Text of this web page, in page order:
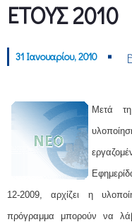
ΕΤΟΥΣ 2010
31 Ιανουαρίου, 2010
Μετά
12-2009, αρχίζει η
πρόγραμμα μπορούν να